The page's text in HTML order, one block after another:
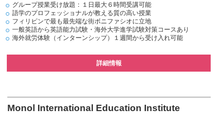
グループ授業受け放題：１日最大６時間受講可能
語学のプロフェッショナルが教える質の高い授業
フィリピンで最も最先端な街ボニファシオに立地
一般英語から英語能力試験・海外大学進学試験対策コースあり
海外就労体験（インターンシップ）１週間から受け入れ可能
詳細情報
Monol International Education Institute